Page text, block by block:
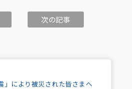
次の記事
」により被災された皆さまへ